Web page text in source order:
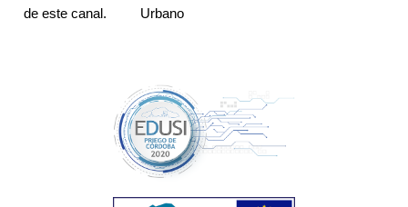
de este canal.
Urbano